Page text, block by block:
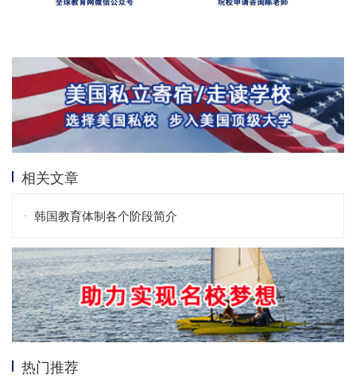
相关文章
韩国教育体制各个阶段简介
热门推荐